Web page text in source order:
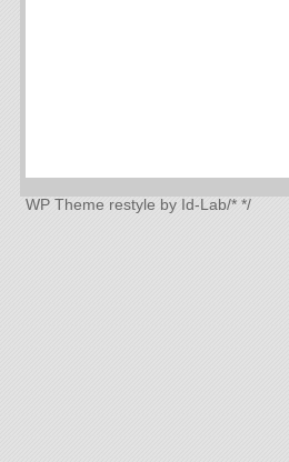
WP Theme restyle by Id-Lab/* */